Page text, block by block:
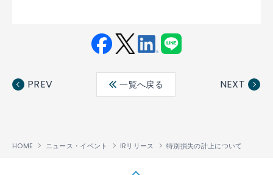
ebo ter
edin
PREV 一覧へ戻る NEXT
HOME ニュース・イベント IRリリース 特別損失の計上について